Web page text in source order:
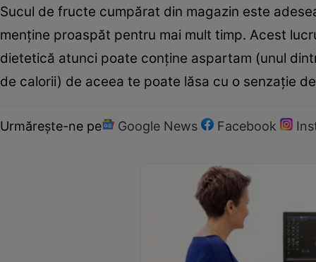
Sucul de fructe cumpărat din magazin este
menține proaspăt pentru mai mult timp. Acest
dietetică atunci poate conține aspartam (unul
de calorii) de aceea te poate lăsa cu o senzație
Urmărește-ne pe Google News Facebook